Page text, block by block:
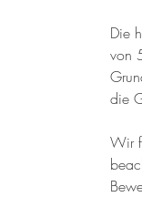
Die
von
die
Wir